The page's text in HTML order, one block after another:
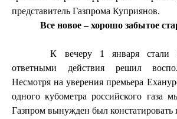
представитель Газпрома Куприянов.
Все новое – хорошо забытое
К вечеру 1 января стали
ответными действия решил
Несмотря на уверения премьера
одного кубометра российского газа
Газпром вынужден был констатировать